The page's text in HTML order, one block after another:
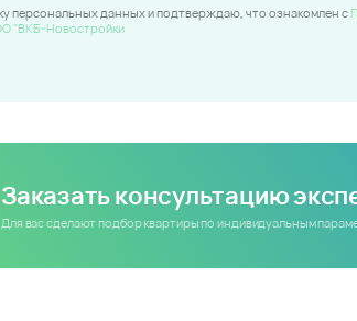
персональных данных и подтверждаю, что ознакомлен c
"ВКБ-Новостройки
Заказать консультацию
Для вас сделают подбор квартиры по индивидуальным